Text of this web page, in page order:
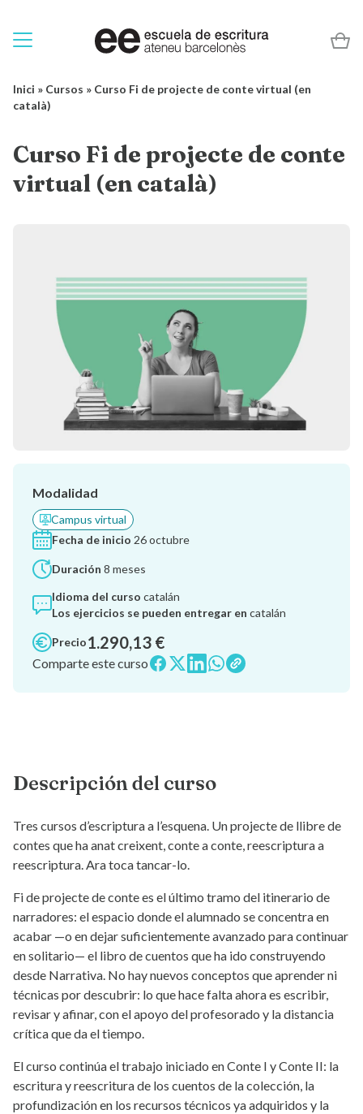
Inici » Cursos » Curso Fi de projecte de conte virtual (en
català)
Curso Fi de projecte de conte
virtual (en català)
Modalidad
Campus virtual
Fecha de inicio 26 octubre
Duración 8 meses
Idioma del curso catalán
Los ejercicios se pueden entregar en catalán
Precio1.290,13 €
Comparte este curso
Descripción del curso
Tres cursos d’escriptura a l’esquena. Un projecte de llibre de
contes que ha anat creixent, conte a conte, reescriptura a
reescriptura. Ara toca tancar-lo.
Fi de projecte de conte es el último tramo del itinerario de
narradores: el espacio donde el alumnado se concentra en
acabar —o en dejar suficientemente avanzado para continuar
en solitario— el libro de cuentos que ha ido construyendo
desde Narrativa. No hay nuevos conceptos que aprender ni
técnicas por descubrir: lo que hace falta ahora es escribir,
revisar y afinar, con el apoyo del profesorado y la distancia
crítica que da el tiempo.
El curso continúa el trabajo iniciado en Conte I y Conte II: la
escritura y reescritura de los cuentos de la colección, la
profundización en los recursos técnicos ya adquiridos y la